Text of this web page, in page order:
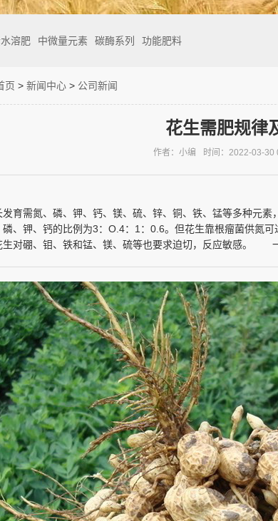
溶肥 中微量元素 碳酶系列 功能肥料
页 > 新闻中心 > 公司新闻
花生需肥规律
作者：小编 时间：2022-03-30
育需氮、磷、钾、钙、镁、硫、锌、铜、铁、锰等多种元
、钾、钙的比例为3：O.4：1：0.6。但花生靠根瘤菌供氮
生对硼、钼、铁和锰、镁、硫等也要求迫切，反应敏感